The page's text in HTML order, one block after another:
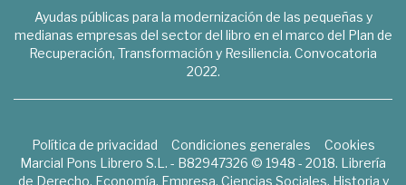
Ayudas públicas para la modernización de las pequeñas y
medianas empresas del sector del libro en el marco del Plan de
Recuperación, Transformación y Resiliencia. Convocatoria
2022.
Política de privacidad Condiciones generales
Cookies
Marcial Pons Librero S.L. - B82947326 © 1948 - 2018. Librería
de Derecho, Economía, Empresa, Ciencias Sociales, Historia y